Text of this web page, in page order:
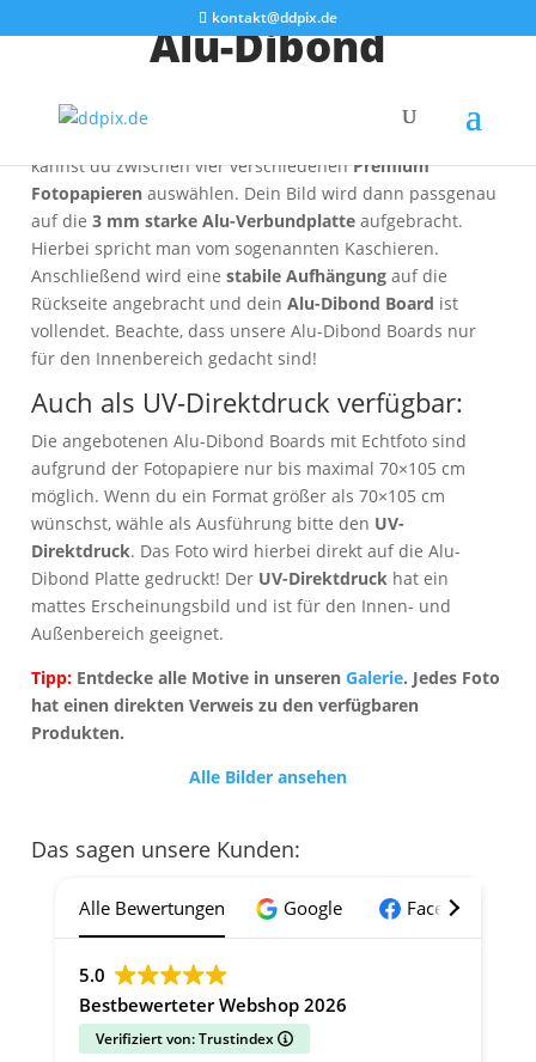
kontakt@ddpix.de
Alu-Dibond
Eingestochen scharfer Fotoabzug trifft auf ein elegantes
Alu-Dibond Boards
kannst du zwischen vier verschiedenenPremium
Fotopapieren auswählen. Dein Bild wird dann passgenau
auf die3 mm starke Alu-Verbundplatte aufgebracht.
Hierbei spricht man vom sogenannten Kaschieren.
Anschließend wird einestabile Aufhängung auf die
Rückseite angebracht und deinAlu-Dibond Board ist
vollendet. Beachte, dass unsere Alu-Dibond Boards nur
für den Innenbereich gedacht sind!
Auch als UV-Direktdruck verfügbar:
Die angebotenen Alu-Dibond Boards mit Echtfoto sind
aufgrund der Fotopapiere nur bis maximal 70×105 cm
möglich. Wenn du ein Format größer als 70×105 cm
wünschst, wähle als Ausführung bitte den UV-
Direktdruck. Das Foto wird hierbei direkt auf die Alu-
Dibond Platte gedruckt! Der UV-Direktdruck hat ein
mattes Erscheinungsbild und ist für den Innen- und
Außenbereich geeignet.
Tipp: Entdecke alle Motive in unserenGalerie. Jedes Foto
hat einen direkten Verweis zu den verfügbaren
Produkten.
Alle Bilder ansehen
Das sagen unsere Kunden:
Alle Bewertungen Google Facebook
5.0
Bestbewerteter Webshop 2026
Verifiziert von: Trustindex